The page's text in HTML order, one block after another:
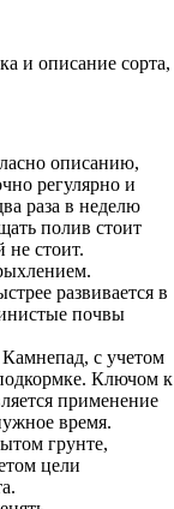
и описание сорта,
описанию,
регулярно и
раза в неделю
полив стоит
не стоит.
развивается в
почвы
с учетом
Ключом к
применение
время.
грунте,
цели